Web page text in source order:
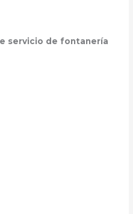
servicio de fontanería